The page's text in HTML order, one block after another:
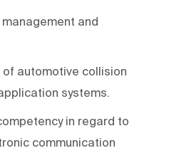
and
of automotive collision
systems.
in regard to
communication